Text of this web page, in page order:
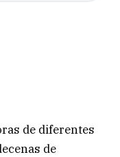
de diferentes
de